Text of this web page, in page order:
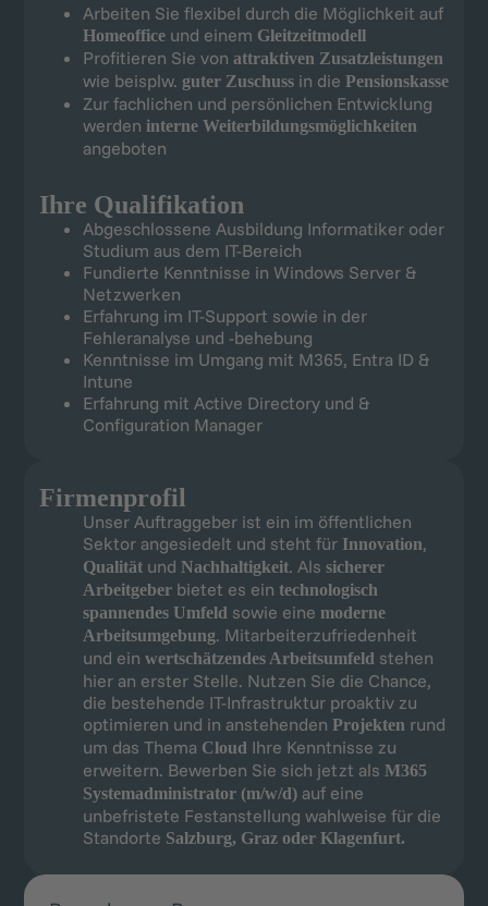
Arbeiten Sie flexibel durch die Möglichkeit auf
Homeofficeund einem Gleitzeitmodell
Profitieren Sie von attraktiven Zusatzleistungen
wie beisplw. guter Zuschussin die Pensionskasse
Zur fachlichen und persönlichen Entwicklung
werden interne Weiterbildungsmöglichkeiten
angeboten
Ihre Qualifikation
Abgeschlossene Ausbildung Informatiker oder
Studium aus dem IT-Bereich
Fundierte Kenntnisse in Windows Server &
Netzwerken
Erfahrung im IT-Support sowie in der
Fehleranalyse und -behebung
Kenntnisse im Umgang mit M365, Entra ID &
Intune
Erfahrung mit Active Directory und &
Configuration Manager
Firmenprofil
Unser Auftraggeber ist ein im öffentlichen
Sektor angesiedelt und steht für Innovation,
Qualitätund Nachhaltigkeit. Als sicherer
Arbeitgeberbietet es ein technologisch
spannendes Umfeldsowie eine moderne
Arbeitsumgebung. Mitarbeiterzufriedenheit
und ein wertschätzendes Arbeitsumfeldstehen
hier an erster Stelle. Nutzen Sie die Chance,
die bestehende IT-Infrastruktur proaktiv zu
optimieren und in anstehenden Projektenrund
um das Thema CloudIhre Kenntnisse zu
erweitern. Bewerben Sie sich jetzt als M365
Systemadministrator (m/w/d) auf eine
unbefristete Festanstellung wahlweise für die
Standorte Salzburg, Graz oder Klagenfurt.